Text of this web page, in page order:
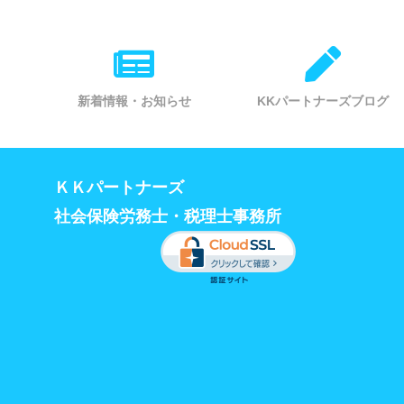
新着情報・お知らせ KKパートナーズブログ
ＫＫパートナーズ
社会保険労務士・税理士事務所